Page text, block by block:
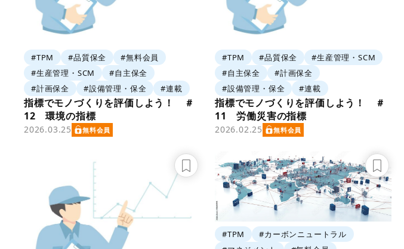
#TPM #品質保全
#無料会員
#生産管理・SCM
#自主保全
#計画保全
#設備管理・保全 #連載
指標でモノづくりを評価しよう！ ＃
12 環境の指標
2026.03.25 無料会員
#TPM #品質保全
#生産管理・SCM
#自主保全
#計画保全
#設備管理・保全
#連載
指標でモノづくりを評価しよう！ ＃
11 労働災害の指標
2026.02.25 無料会員
#TPM
#カーボンニュートラル